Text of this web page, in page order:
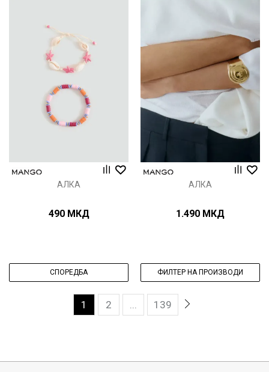
АЛКА
490 МКД
АЛКА
1.490 МКД
СПОРЕДБА ФИЛТЕР НА ПРОИЗВОДИ
1 2 ... 139